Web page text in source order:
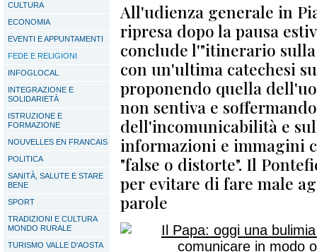
CULTURA
ECONOMIA
EVENTI E APPUNTAMENTI
FEDE E RELIGIONI
INFOGLOCAL
INTEGRAZIONE E
SOLIDARIETÀ
ISTRUZIONE E
FORMAZIONE
NOUVELLES EN FRANCAIS
POLITICA
SANITÀ, SALUTE E STARE
BENE
SPORT
TRADIZIONI E CULTURA
MONDO RURALE
TURISMO VALLE D'AOSTA
All'udienza generale in
ripresa dopo la pausa
conclude l'"itinerario
con un'ultima catechesi
proponendo quella
non sentiva e
dell'incomunicabilità e
informazioni e immagini
"false o distorte". Il
per evitare di fare male
parole